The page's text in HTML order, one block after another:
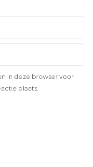
in deze browser voor
plaats.